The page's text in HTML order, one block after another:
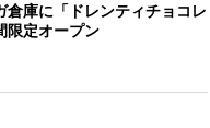
倉庫に「ドレンティチョコレ
限定オープン